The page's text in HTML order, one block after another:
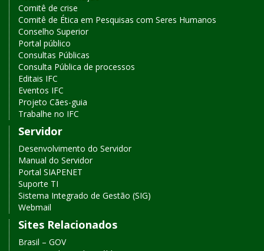
Comitê de crise
Comitê de Ética em Pesquisas com Seres Humanos
Conselho Superior
Portal público
Consultas Públicas
Consulta Pública de processos
Editais IFC
Eventos IFC
Projeto Cães-guia
Trabalhe no IFC
Servidor
Desenvolvimento do Servidor
Manual do Servidor
Portal SIAPENET
Suporte TI
Sistema Integrado de Gestão (SIG)
Webmail
Sites Relacionados
Brasil – GOV